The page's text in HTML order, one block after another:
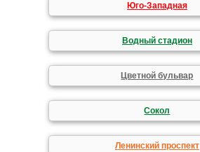
Юго-Западная
Водный стадион
Цветной бульвар
Сокол
Ленинский проспект